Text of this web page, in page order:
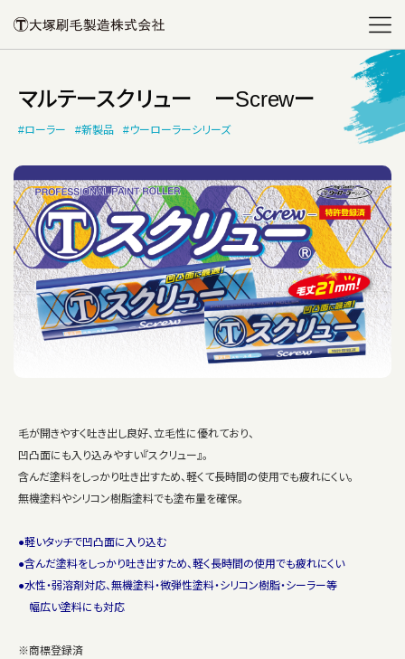
マルテースクリュー ーScrewー
#ローラー #新製品 #ウーローラーシリーズ
毛が開きやすく吐き出し良好、立毛性に優れており、
凹凸面にも入り込みやすい『スクリュー』。
含んだ塗料をしっかり吐き出すため、軽くて長時間の使用でも疲れにくい。
無機塗料やシリコン樹脂塗料でも塗布量を確保。
●軽いタッチで凹凸面に入り込む
●含んだ塗料をしっかり吐き出すため、軽く長時間の使用でも疲れにくい
●水性・弱溶剤対応、無機塗料・微弾性塗料・シリコン樹脂・シーラー等
幅広い塗料にも対応
※商標登録済